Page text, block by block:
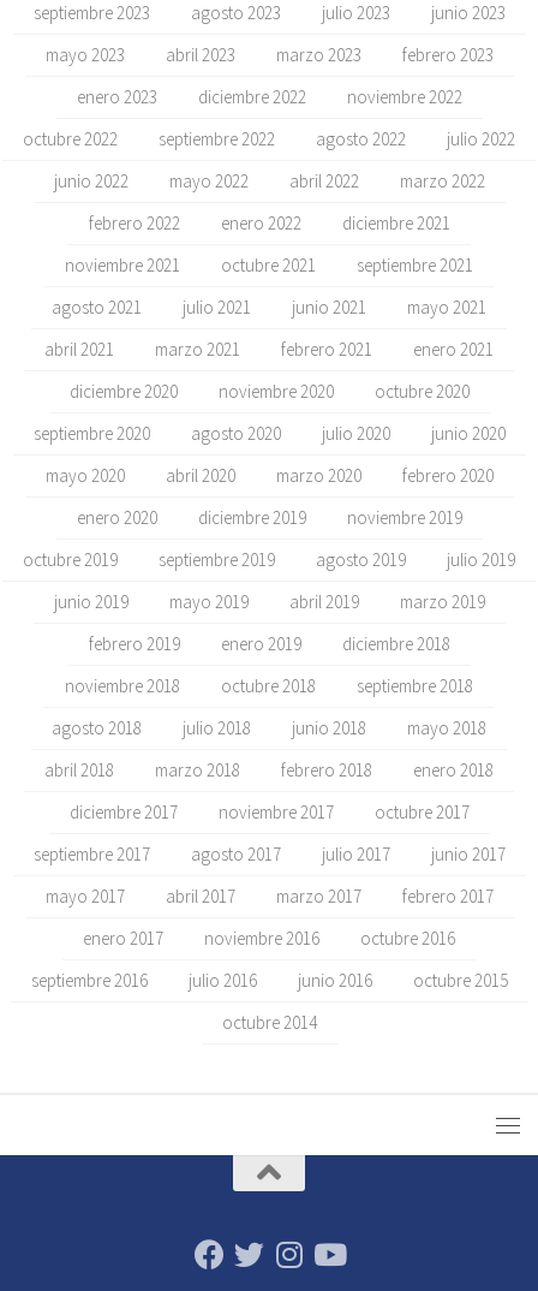
septiembre 2023
agosto 2023 julio 2023
junio 2023
mayo 2023
abril 2023 marzo 2023
febrero 2023
enero 2023
diciembre 2022
noviembre 2022
octubre 2022
septiembre 2022 agosto 2022
julio 2022
junio 2022
mayo 2022 abril 2022
marzo 2022
febrero 2022
enero 2022
diciembre 2021
noviembre 2021
octubre 2021
septiembre 2021
agosto 2021
julio 2021 junio 2021
mayo 2021
abril 2021
marzo 2021 febrero 2021
enero 2021
diciembre 2020
noviembre 2020
octubre 2020
septiembre 2020
agosto 2020 julio 2020
junio 2020
mayo 2020
abril 2020 marzo 2020
febrero 2020
enero 2020
diciembre 2019
noviembre 2019
octubre 2019
septiembre 2019 agosto 2019
julio 2019
junio 2019
mayo 2019 abril 2019
marzo 2019
febrero 2019
enero 2019
diciembre 2018
noviembre 2018
octubre 2018
septiembre 2018
agosto 2018
julio 2018 junio 2018
mayo 2018
abril 2018
marzo 2018 febrero 2018
enero 2018
diciembre 2017
noviembre 2017
octubre 2017
septiembre 2017
agosto 2017 julio 2017
junio 2017
mayo 2017
abril 2017 marzo 2017
febrero 2017
enero 2017
noviembre 2016
octubre 2016
septiembre 2016
julio 2016 junio 2016
octubre 2015
octubre 2014